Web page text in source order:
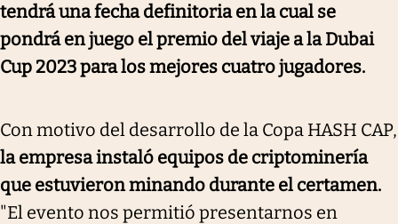
tendrá una fecha definitoria en la cual se
pondrá en juego el premio del viaje a la Dubai
Cup 2023 para los mejores cuatro jugadores.
Con motivo del desarrollo de la Copa HASH CAP,
la empresa instaló equipos de criptominería
que estuvieron minando durante el certamen.
"El evento nos permitió presentarnos en